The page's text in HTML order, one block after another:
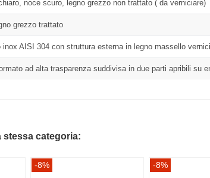
noce scuro, legno grezzo non trattato ( da verniciare)
grezzo trattato
AISI 304 con struttura esterna in legno massello
ad alta trasparenza suddivisa in due parti apribili su
stessa categoria:
-8% -8%